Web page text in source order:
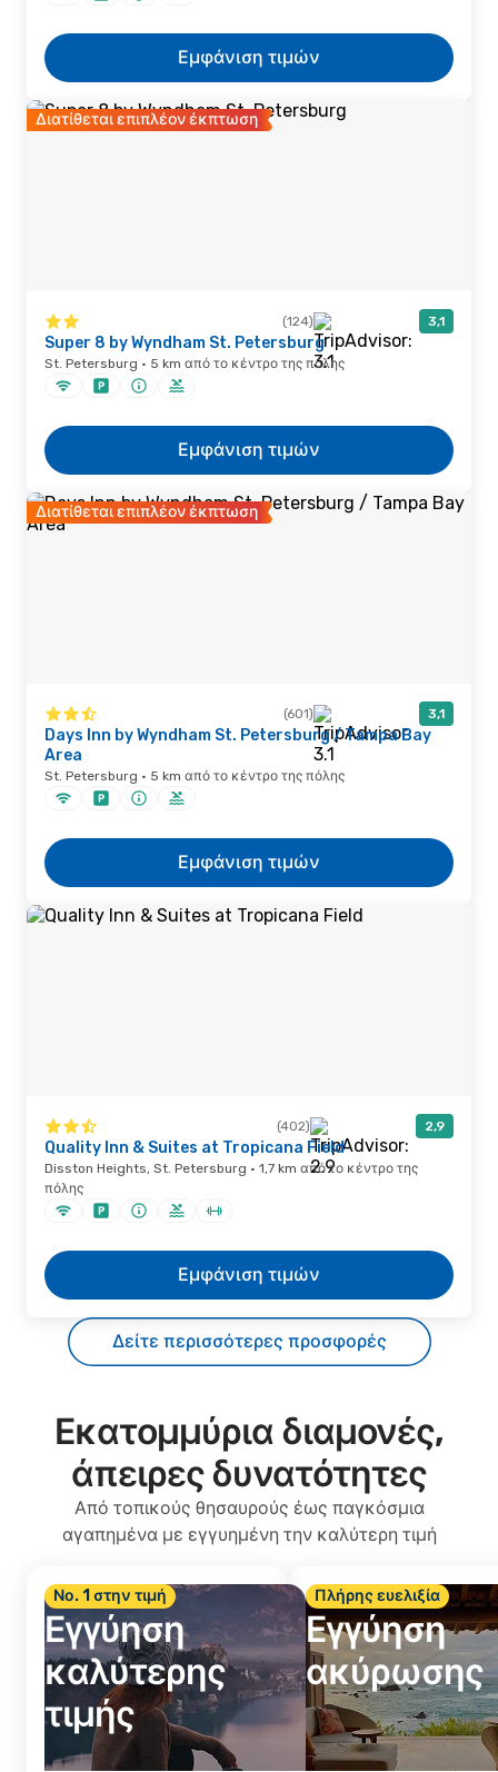
Εμφάνιση τιμών
Διατίθεται επιπλέον έκπτωση
(124) 3,1
Super 8 by Wyndham St. Petersburg
St. Petersburg · 5 km από το κέντρο της πόλης
Εμφάνιση τιμών
Διατίθεται επιπλέον έκπτωση
(601) 3,1
Days Inn by Wyndham St. Petersburg / Tampa Bay
Area
St. Petersburg · 5 km από το κέντρο της πόλης
Εμφάνιση τιμών
(402) 2,9
Quality Inn & Suites at Tropicana Field
Disston Heights, St. Petersburg · 1,7 km από το κέντρο της
πόλης
Εμφάνιση τιμών
Δείτε περισσότερες προσφορές
Εκατομμύρια διαμονές,
άπειρες δυνατότητες
Από τοπικούς θησαυρούς έως παγκόσμια
αγαπημένα με εγγυημένη την καλύτερη τιμή
Νο. 1 στην τιμή
Εγγύηση
καλύτερης
τιμής
Πλήρης ευελιξία
Εγγύηση
ακύρωσης